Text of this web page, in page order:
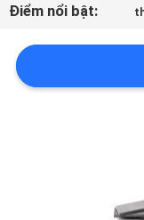
KIỂM
SOÁT
Điểm nổi bật: